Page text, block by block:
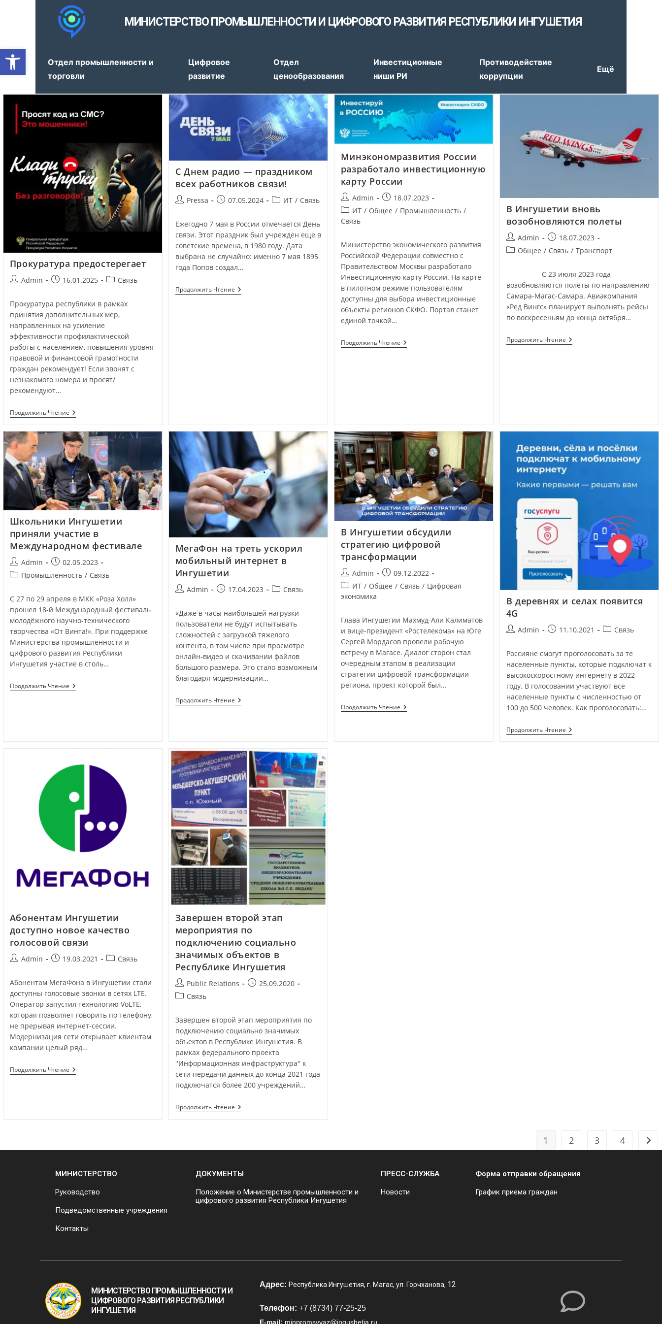
Открыть панель инструментов
МИНИСТЕРСТВО ПРОМЫШЛЕННОСТИ И ЦИФРОВОГО РАЗВИТИЯ РЕСПУБЛИКИ ИНГУШЕТИЯ
Отдел промышленности и
торговли
Цифровое
развитие
Отдел
ценообразования
Инвестиционные
ниши РИ
Противодействие
коррупции
Ещё
Прокуратура предостерегает
Admin 16.01.2025 Связь
Прокуратура республики в рамках
принятия дополнительных мер,
направленных на усиление
эффективности профилактической
работы с населением, повышения уровня
правовой и финансовой грамотности
граждан рекомендует! Если звонят с
незнакомого номера и просят/
рекомендуют…
Продолжить Чтение
С Днем радио — праздником
всех работников связи!
Pressa 07.05.2024 ИТ / Связь
Ежегодно 7 мая в России отмечается День
связи. Этот праздник был учрежден еще в
советские времена, в 1980 году. Дата
выбрана не случайно: именно 7 мая 1895
года Попов создал…
Продолжить Чтение
Минэкономразвития России
разработало инвестиционную
карту России
Admin
18.07.2023
ИТ / Общее / Промышленность /
Связь
Министерство экономического развития
Российской Федерации совместно с
Правительством Москвы разработало
Инвестиционную карту России. На карте
в пилотном режиме пользователям
доступны для выбора инвестиционные
объекты регионов СКФО. Портал станет
единой точкой…
Продолжить Чтение
В Ингушетии вновь
возобновляются полеты
Admin
18.07.2023
Общее / Связь / Транспорт
С 23 июля 2023 года
возобновляются полеты по направлению
Самара-Магас-Самара. Авиакомпания
«Ред Вингс» планирует выполнять рейсы
по воскресеньям до конца октября…
Продолжить Чтение
Школьники Ингушетии
приняли участие в
Международном фестивале
Admin
02.05.2023
Промышленность / Связь
С 27 по 29 апреля в МКК «Роза Холл»
прошел 18-й Международный фестиваль
молодёжного научно-технического
творчества «От Винта!». При поддержке
Министерства промышленности и
цифрового развития Республики
Ингушетия участие в столь…
Продолжить Чтение
МегаФон на треть ускорил
мобильный интернет в
Ингушетии
Admin 17.04.2023 Связь
«Даже в часы наибольшей нагрузки
пользователи не будут испытывать
сложностей с загрузкой тяжелого
контента, в том числе при просмотре
онлайн-видео и скачивании файлов
большого размера. Это стало возможным
благодаря модернизации…
Продолжить Чтение
В Ингушетии обсудили
стратегию цифровой
трансформации
Admin
09.12.2022
ИТ / Общее / Связь / Цифровая
экономика
Глава Ингушетии Махмуд-Али Калиматов
и вице-президент «Ростелекома» на Юге
Сергей Мордасов провели рабочую
встречу в Магасе. Диалог сторон стал
очередным этапом в реализации
стратегии цифровой трансформации
региона, проект которой был…
Продолжить Чтение
В деревнях и селах появится
4G
Admin 11.10.2021 Связь
Россияне смогут проголосовать за те
населенные пункты, которые подключат к
высокоскоростному интернету в 2022
году. В голосовании участвуют все
населенные пункты с численностью от
100 до 500 человек. Как проголосовать:…
Продолжить Чтение
Абонентам Ингушетии
доступно новое качество
голосовой связи
Admin 19.03.2021 Связь
Абонентам МегаФона в Ингушетии стали
доступны голосовые звонки в сетях LTE.
Оператор запустил технологию VoLTE,
которая позволяет говорить по телефону,
не прерывая интернет-сессии.
Модернизация сети открывает клиентам
компании целый ряд…
Продолжить Чтение
Завершен второй этап
мероприятия по
подключению социально
значимых объектов в
Республике Ингушетия
Public Relations
25.09.2020
Связь
Завершен второй этап мероприятия по
подключению социально значимых
объектов в Республике Ингушетия. В
рамках федерального проекта
"Информационная инфраструктура" к
сети передачи данных до конца 2021 года
подключатся более 200 учреждений…
Продолжить Чтение
1 2 3 4
МИНИСТЕРСТВО
Руководство
Подведомственные учреждения
Контакты
ДОКУМЕНТЫ
Положение о Министерстве промышленности и
цифрового развития Республики Ингушетия
ПРЕСС-СЛУЖБА
Новости
Форма отправки обращения
График приема граждан
МИНИСТЕРСТВО ПРОМЫШЛЕННОСТИ И
ЦИФРОВОГО РАЗВИТИЯ РЕСПУБЛИКИ
ИНГУШЕТИЯ
Адрес: Республика Ингушетия, г. Магас, ул. Горчханова, 12
Телефон: +7 (8734) 77-25-25
E-mail: minpromsvyaz@ingushetia.ru